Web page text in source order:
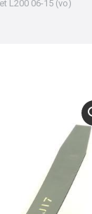
L200 06-15 (vo)